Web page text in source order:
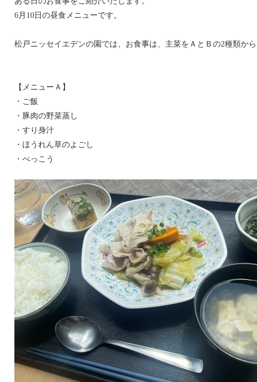
6月10日の昼食メニューです。
松戸ニッセイエデンの園では、お食事は、主菜をＡとＢの2種類から
【メニューＡ】
・ご飯
・豚肉の野菜蒸し
・すり身汁
・ほうれん草のよごし
・べっこう